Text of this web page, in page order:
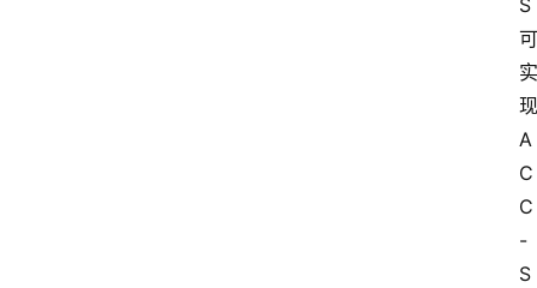
S
可
实
现
A
C
C
-
S